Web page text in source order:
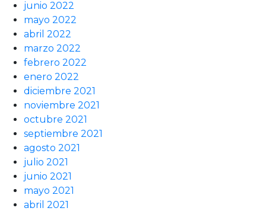
junio 2022
mayo 2022
abril 2022
marzo 2022
febrero 2022
enero 2022
diciembre 2021
noviembre 2021
octubre 2021
septiembre 2021
agosto 2021
julio 2021
junio 2021
mayo 2021
abril 2021